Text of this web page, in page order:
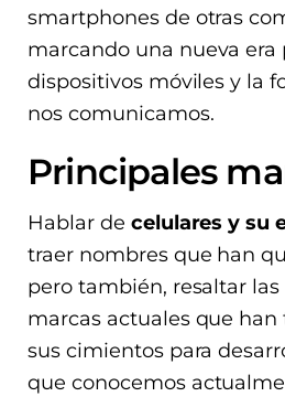
smartphones de otras
marcando una nueva era
dispositivos móviles y la
nos comunicamos.
Principales
Hablar de celulares y su
traer nombres que han
pero también, resaltar
marcas actuales que han
sus cimientos para
que conocemos